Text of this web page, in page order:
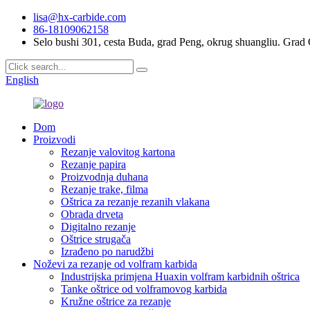
lisa@hx-carbide.com
86-18109062158
Selo bushi 301, cesta Buda, grad Peng, okrug shuangliu. Grad
English
Dom
Proizvodi
Rezanje valovitog kartona
Rezanje papira
Proizvodnja duhana
Rezanje trake, filma
Oštrica za rezanje rezanih vlakana
Obrada drveta
Digitalno rezanje
Oštrice strugača
Izrađeno po narudžbi
Noževi za rezanje od volfram karbida
Industrijska primjena Huaxin volfram karbidnih oštrica
Tanke oštrice od volframovog karbida
Kružne oštrice za rezanje